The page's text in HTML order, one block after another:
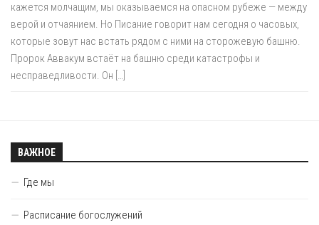
кажется молчащим, мы оказываемся на опасном рубеже — между
верой и отчаянием. Но Писание говорит нам сегодня о часовых,
которые зовут нас встать рядом с ними на сторожевую башню.
Пророк Аввакум встаёт на башню среди катастрофы и
несправедливости. Он […]
ВАЖНОЕ
Где мы
Расписание богослужений